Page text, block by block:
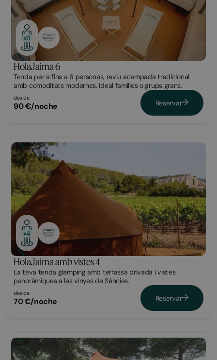
x6
HolaJaima 6
Tenda per a fins a 6 persones, reviu acampada tradicional
amb comoditats modernes. Ideal famílies o grups grans.
des de
90 €/noche Reservar
Glamping
x4
HolaJaima amb vistes 4
La teva tenda glamping amb terrassa privada i vistes
panoràmiques a les vinyes de Sències.
des de
70 €/noche Reservar
Glamping